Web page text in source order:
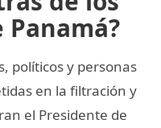
políticos y personas
en la filtración y
el Presidente de